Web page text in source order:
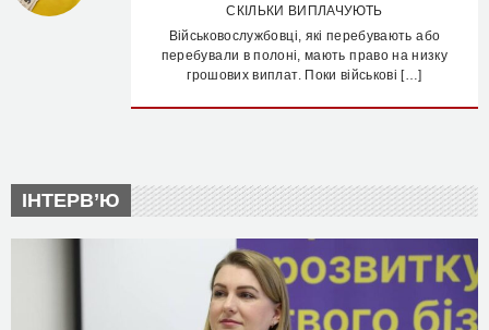
СКІЛЬКИ ВИПЛАЧУЮТЬ
Військовослужбовці, які перебувають або
перебували в полоні, мають право на низку
грошових виплат. Поки військові […]
ІНТЕРВ’Ю